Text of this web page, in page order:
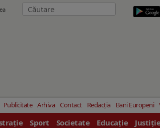
Publicitate Arhiva Contact Redacția Bani Europeni
Sport Societate Educație Justiție